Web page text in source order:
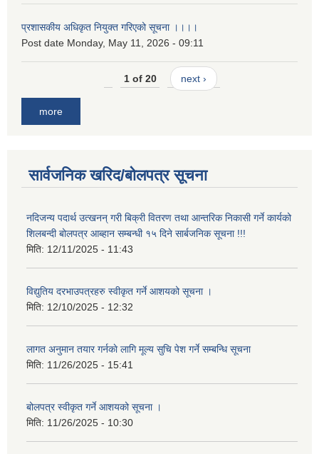
प्रशासकीय अधिकृत नियुक्त गरिएको सूचना ।।।।
Post date Monday, May 11, 2026 - 09:11
1 of 20 next ›
more
सार्वजनिक खरिद/बोलपत्र सूचना
नदिजन्य पदार्थ उत्खनन् गरी बिक्री वितरण तथा आन्तरिक निकासी गर्ने कार्यको
शिलबन्दी बोलपत्र आब्हान सम्बन्धी १५ दिने सार्बजनिक सूचना !!!
मिति: 12/11/2025 - 11:43
विद्युतिय दरभाउपत्रहरु स्वीकृत गर्ने आशयको सूचना ।
मिति: 12/10/2025 - 12:32
लागत अनुमान तयार गर्नकाे लागि मूल्य सुचि पेश गर्ने सम्बन्धि सूचना
मिति: 11/26/2025 - 15:41
बोलपत्र स्वीकृत गर्ने आशयको सूचना ।
मिति: 11/26/2025 - 10:30